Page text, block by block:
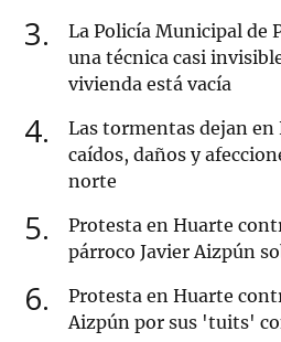
3
La Policía Municipal de
una técnica casi
vivienda está vacía
4
Las tormentas dejan en
caídos, daños y
norte
5
Protesta en Huarte
párroco Javier Aizpún
6
Protesta en Huarte
Aizpún por sus 'tuits'